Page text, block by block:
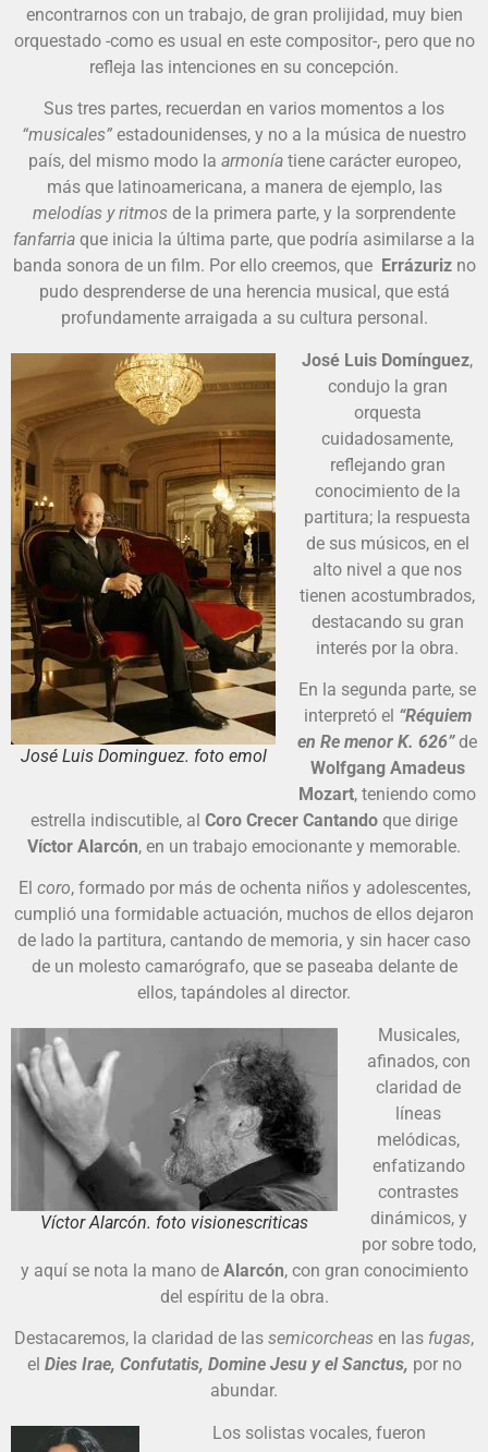
encontrarnos con un trabajo, de gran prolijidad, muy bien
orquestado -como es usual en este compositor-, pero que no
refleja las intenciones en su concepción.
Sus tres partes, recuerdan en varios momentos a los
“musicales” estadounidenses, y no a la música de nuestro
país, del mismo modo la armoníatiene carácter europeo,
más que latinoamericana, a manera de ejemplo, las
melodías y ritmos de la primera parte, y la sorprendente
fanfarria que inicia la última parte, que podría asimilarse a la
banda sonora de un film. Por ello creemos, que Errázurizno
pudo desprenderse de una herencia musical, que está
profundamente arraigada a su cultura personal.
José Luis Dominguez. foto emol
José Luis Domínguez,
condujo la gran
orquesta
cuidadosamente,
reflejando gran
conocimiento de la
partitura; la respuesta
de sus músicos, en el
alto nivel a que nos
tienen acostumbrados,
destacando su gran
interés por la obra.
En la segunda parte, se
interpretó el “Réquiem
en Re menor K. 626”de
Wolfgang Amadeus
Mozart, teniendo como
estrella indiscutible, al Coro Crecer Cantando que dirige
Víctor Alarcón, en un trabajo emocionante y memorable.
El coro, formado por más de ochenta niños y adolescentes,
cumplió una formidable actuación, muchos de ellos dejaron
de lado la partitura, cantando de memoria, y sin hacer caso
de un molesto camarógrafo, que se paseaba delante de
ellos, tapándoles al director.
Víctor Alarcón. foto visionescriticas
Musicales,
afinados, con
claridad de
líneas
melódicas,
enfatizando
contrastes
dinámicos, y
por sobre todo,
y aquí se nota la mano de Alarcón, con gran conocimiento
del espíritu de la obra.
Destacaremos, la claridad de las semicorcheas en las fugas,
el Dies Irae, Confutatis, Domine Jesu y el Sanctus, por no
abundar.
Los solistas vocales, fueron